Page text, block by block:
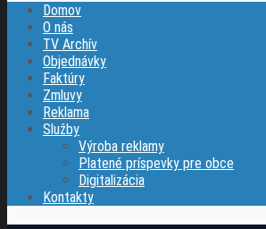
Domov
O nás
TV Archív
Objednávky
Faktúry
Zmluvy
Reklama
Služby
Výroba reklamy
Platené príspevky pre obce
Digitalizácia
Kontakty